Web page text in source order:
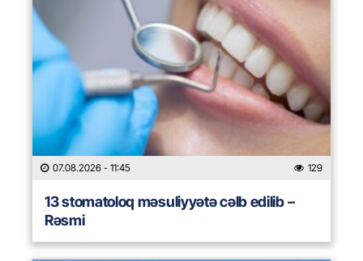
07.08.2026 - 11:45 129
13 stomatoloq məsuliyyətə cəlb edilib –
Rəsmi